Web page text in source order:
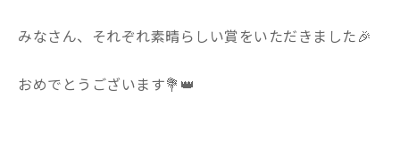
みなさん、それぞれ素晴らしい賞をいただきました🎉
おめでとうございます💐👑